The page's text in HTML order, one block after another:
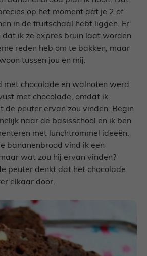
op het moment dat je 2 of
in de fruitschaal hebt liggen. Er
dat ik ze expres bruin laat worden
reden heb om te bakken, maar
tussen jou en mij.
met chocolade en walnoten werd
met chocolade, omdat ik
de peuter ervan zou vinden. Begin
naar de basisschool en ik ben
met lunchtrommel ideeën.
bananenbrood vind ik een
wat zou hij ervan vinden?
peuter denkt dat het chocolade
elkaar door.